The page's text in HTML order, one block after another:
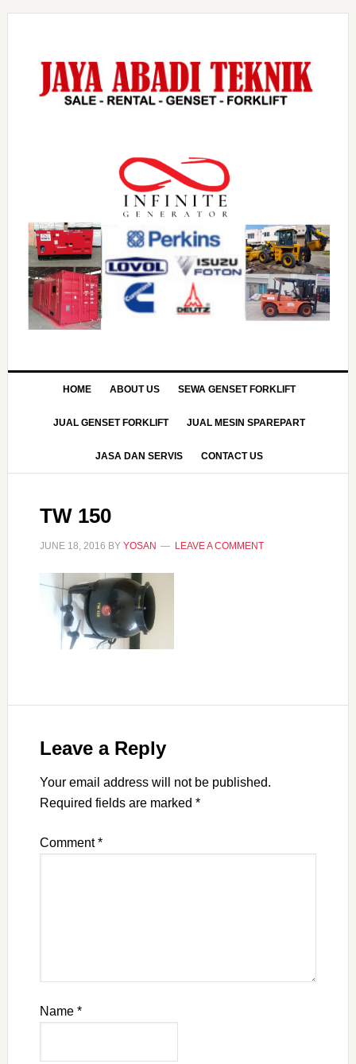
HOME ABOUT US SEWA GENSET FORKLIFT
JUAL GENSET FORKLIFT JUAL MESIN SPAREPART
JASA DAN SERVIS CONTACT US
TW 150
JUNE 18, 2016 BY YOSAN LEAVE A COMMENT
Leave a Reply
Your email address will not be published.
Required fields are marked *
Comment*
Name *